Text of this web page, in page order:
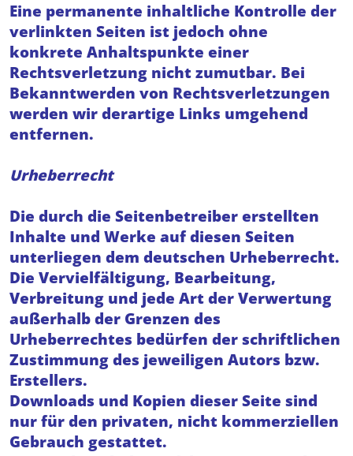
Eine permanente inhaltliche Kontrolle der
verlinkten Seiten ist jedoch ohne
konkrete Anhaltspunkte einer
Rechtsverletzung nicht zumutbar. Bei
Bekanntwerden von Rechtsverletzungen
werden wir derartige Links umgehend
entfernen.
Urheberrecht
Die durch die Seitenbetreiber erstellten
Inhalte und Werke auf diesen Seiten
unterliegen dem deutschen Urheberrecht.
Die Vervielfältigung, Bearbeitung,
Verbreitung und jede Art der Verwertung
außerhalb der Grenzen des
Urheberrechtes bedürfen der schriftlichen
Zustimmung des jeweiligen Autors bzw.
Erstellers.
Downloads und Kopien dieser Seite sind
nur für den privaten, nicht kommerziellen
Gebrauch gestattet.